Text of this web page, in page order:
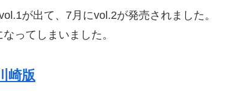
が出て、7月にvol.2が発売されました。
ってしまいました。
崎版